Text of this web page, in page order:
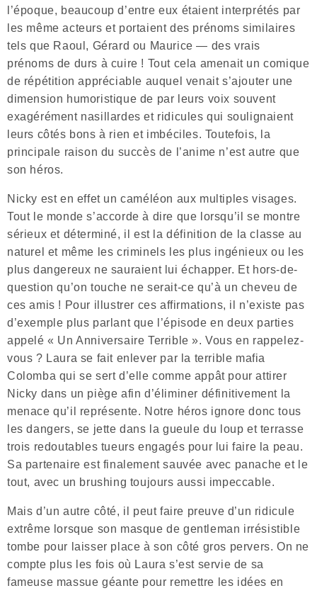
l’époque, beaucoup d’entre eux étaient interprétés par
les même acteurs et portaient des prénoms similaires
tels que Raoul, Gérard ou Maurice — des vrais
prénoms de durs à cuire ! Tout cela amenait un comique
de répétition appréciable auquel venait s’ajouter une
dimension humoristique de par leurs voix souvent
exagérément nasillardes et ridicules qui soulignaient
leurs côtés bons à rien et imbéciles. Toutefois, la
principale raison du succès de l’anime n’est autre que
son héros.
Nicky est en effet un caméléon aux multiples visages.
Tout le monde s’accorde à dire que lorsqu’il se montre
sérieux et déterminé, il est la définition de la classe au
naturel et même les criminels les plus ingénieux ou les
plus dangereux ne sauraient lui échapper. Et hors-de-
question qu’on touche ne serait-ce qu’à un cheveu de
ces amis ! Pour illustrer ces affirmations, il n’existe pas
d’exemple plus parlant que l’épisode en deux parties
appelé « Un Anniversaire Terrible ». Vous en rappelez-
vous ? Laura se fait enlever par la terrible mafia
Colomba qui se sert d’elle comme appât pour attirer
Nicky dans un piège afin d’éliminer définitivement la
menace qu’il représente. Notre héros ignore donc tous
les dangers, se jette dans la gueule du loup et terrasse
trois redoutables tueurs engagés pour lui faire la peau.
Sa partenaire est finalement sauvée avec panache et le
tout, avec un brushing toujours aussi impeccable.
Mais d’un autre côté, il peut faire preuve d’un ridicule
extrême lorsque son masque de gentleman irrésistible
tombe pour laisser place à son côté gros pervers. On ne
compte plus les fois où Laura s’est servie de sa
fameuse massue géante pour remettre les idées en